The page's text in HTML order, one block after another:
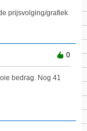
prijsvolging/grafiek
0
bedrag. Nog 41